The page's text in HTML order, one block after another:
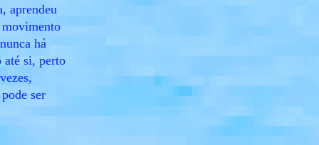
aprendeu
movimento
há
até si, perto
ser